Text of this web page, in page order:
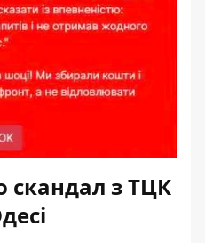
скандал з ТЦК